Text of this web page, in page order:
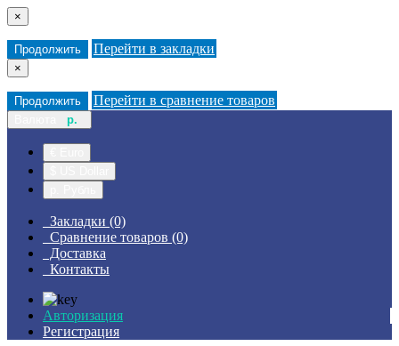
×
Продолжить Перейти в закладки
×
Продолжить Перейти в сравнение товаров
р.
Закладки (0)
Сравнение товаров (0)
Доставка
Контакты
Авторизация
Регистрация